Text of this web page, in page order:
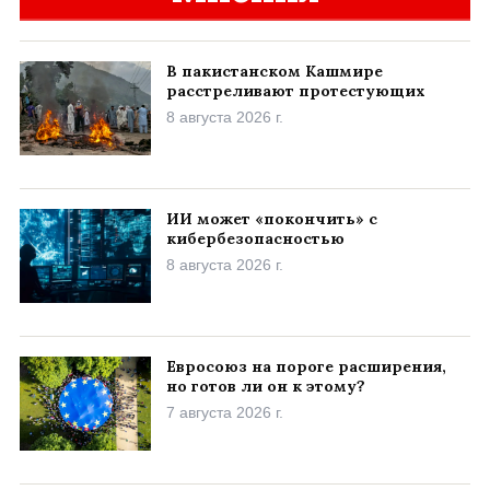
В пакистанском Кашмире
расстреливают протестующих
8 августа 2026 г.
ИИ может «покончить» с
кибербезопасностью
8 августа 2026 г.
Евросоюз на пороге расширения,
но готов ли он к этому?
7 августа 2026 г.